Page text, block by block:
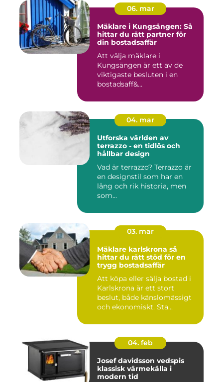
06. mar
Mäklare i Kungsängen: Så
hittar du rätt partner för
din bostadsaffär
Att välja mäklare i
Kungsängen är ett av de
viktigaste besluten i en
bostadsaff&...
04. mar
Utforska världen av
terrazzo - en tidlös och
hållbar design
Vad är terrazzo? Terrazzo är
en designstil som har en
lång och rik historia, men
som...
03. mar
Mäklare karlskrona så
hittar du rätt stöd för en
trygg bostadsaffär
Att köpa eller sälja bostad i
Karlskrona är ett stort
beslut, både känslomässigt
och ekonomiskt. Sta...
04. feb
Josef davidsson vedspis
klassisk värmekälla i
modern tid